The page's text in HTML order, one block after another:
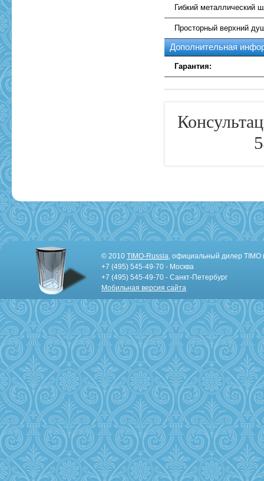
Гибкий металлический
Просторный верхний
Дополнительная
Гарантия:
© 2010 TIMO-Russia, официальный дилер TIMO
+7 (495) 545-49-70 - Москва
+7 (495) 545-49-70 - Санкт-Петербург
Мобильная версия сайта